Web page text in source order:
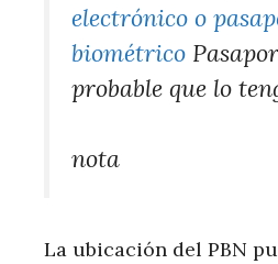
electrónico o
biométrico
probable que lo
nota
La ubicación del PBN